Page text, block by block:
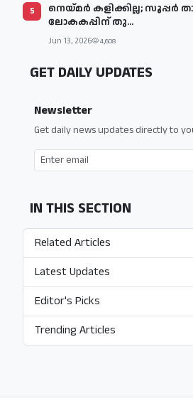
5
നെയ്മര്‍ കളിക്കില്ല; സൂപ്പര്‍
ലോകകപ്പിന് തു...
Jun 13, 2026 4,608
GET DAILY UPDATES
Newsletter
Get daily news updates directly to
IN THIS SECTION
Related Articles
Latest Updates
Editor's Picks
Trending Articles